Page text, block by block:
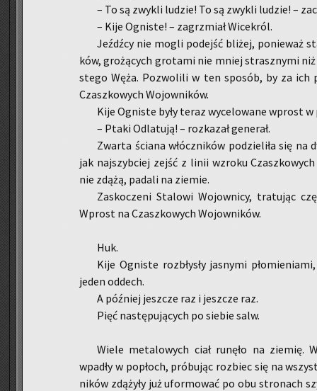
– To są zwy­kli lu­dzie! To są zwy­kli lu­dzie! –
– Kije Ogni­ste! – za­grzmiał Wi­ce­król.
Jeźdź­cy nie mogli po­dejść bli­żej, po­nie­waż
ków, gro­żą­cych gro­ta­mi nie mniej strasz­ny­mi
ste­go Węża. Po­zwo­li­li w ten spo­sób, by za ich
Czasz­ko­wych Wo­jow­ni­ków.
Kije Ogni­ste były teraz wy­ce­lo­wa­ne wprost w
– Ptaki Od­la­tu­ją! – roz­ka­zał ge­ne­rał.
Zwar­ta ścia­na włócz­ni­ków po­dzie­li­ła się na
jak naj­szyb­ciej zejść z linii wzro­ku
nie zdążą, pa­da­li na zie­mie.
Za­sko­cze­ni Sta­lo­wi Wo­jow­ni­cy, tra­tu­jąc
Wprost na Czasz­ko­wych Wo­jow­ni­ków.
Huk.
Kije Ogni­ste roz­bły­sły ja­sny­mi
jeden od­dech.
A póź­niej jesz­cze raz i jesz­cze raz.
Pięć na­stę­pu­ją­cych po sie­bie salw.
Wiele me­ta­lo­wych ciał ru­nę­ło na zie­mię.
wpa­dły w po­płoch, pró­bu­jąc roz­biec się na
ni­ków zdą­ży­ły już ufor­mo­wać po obu stro­nach